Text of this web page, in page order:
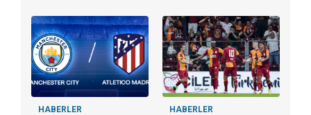
HABERLER HABERLER